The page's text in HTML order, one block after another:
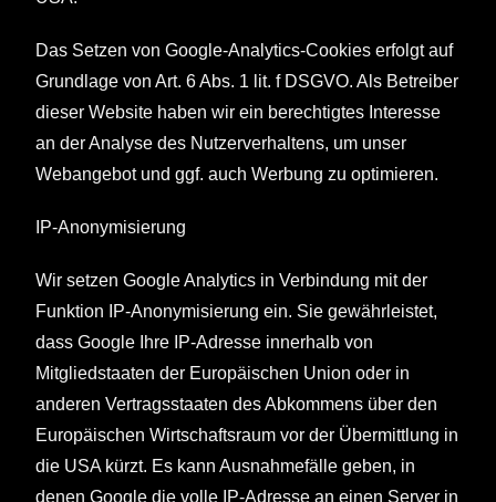
Das Setzen von Google-Analytics-Cookies erfolgt auf
Grundlage von Art. 6 Abs. 1 lit. f DSGVO. Als Betreiber
dieser Website haben wir ein berechtigtes Interesse
an der Analyse des Nutzerverhaltens, um unser
Webangebot und ggf. auch Werbung zu optimieren.
IP-Anonymisierung
Wir setzen Google Analytics in Verbindung mit der
Funktion IP-Anonymisierung ein. Sie gewährleistet,
dass Google Ihre IP-Adresse innerhalb von
Mitgliedstaaten der Europäischen Union oder in
anderen Vertragsstaaten des Abkommens über den
Europäischen Wirtschaftsraum vor der Übermittlung in
die USA kürzt. Es kann Ausnahmefälle geben, in
denen Google die volle IP-Adresse an einen Server in